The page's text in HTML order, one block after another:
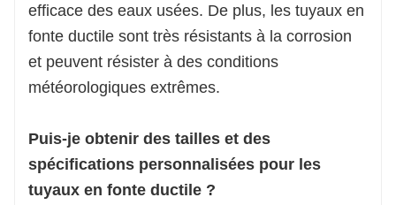
efficace des eaux usées. De plus, les tuyaux en
fonte ductile sont très résistants à la corrosion
et peuvent résister à des conditions
météorologiques extrêmes.
Puis-je obtenir des tailles et des
spécifications personnalisées pour les
tuyaux en fonte ductile ?